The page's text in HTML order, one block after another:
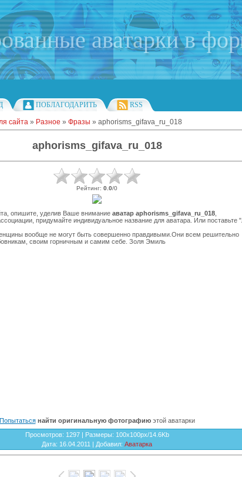
аватарки в
ПОБЛАГОДАРИТЬ RSS
сайта » Разное » Фразы » aphorisms_gifava_ru_018
aphorisms_gifava_ru_018
Рейтинг: 0.0/0
опишите, уделив Ваше внимание аватар aphorisms_gifava_ru_018
придумайте индивидуальное название для аватара. Или поставьте
вообще не могут быть совершенно правдивыми.Они всем решительно
своим горничным и самим себе. Золя Эмиль
Попытаться найти оригинальную фотографиюэтой аватарки
Просмотров: 1297 | Размеры: 100x100px/14.6Kb
Дата: 16.04.2011 | Добавил: Аватарка